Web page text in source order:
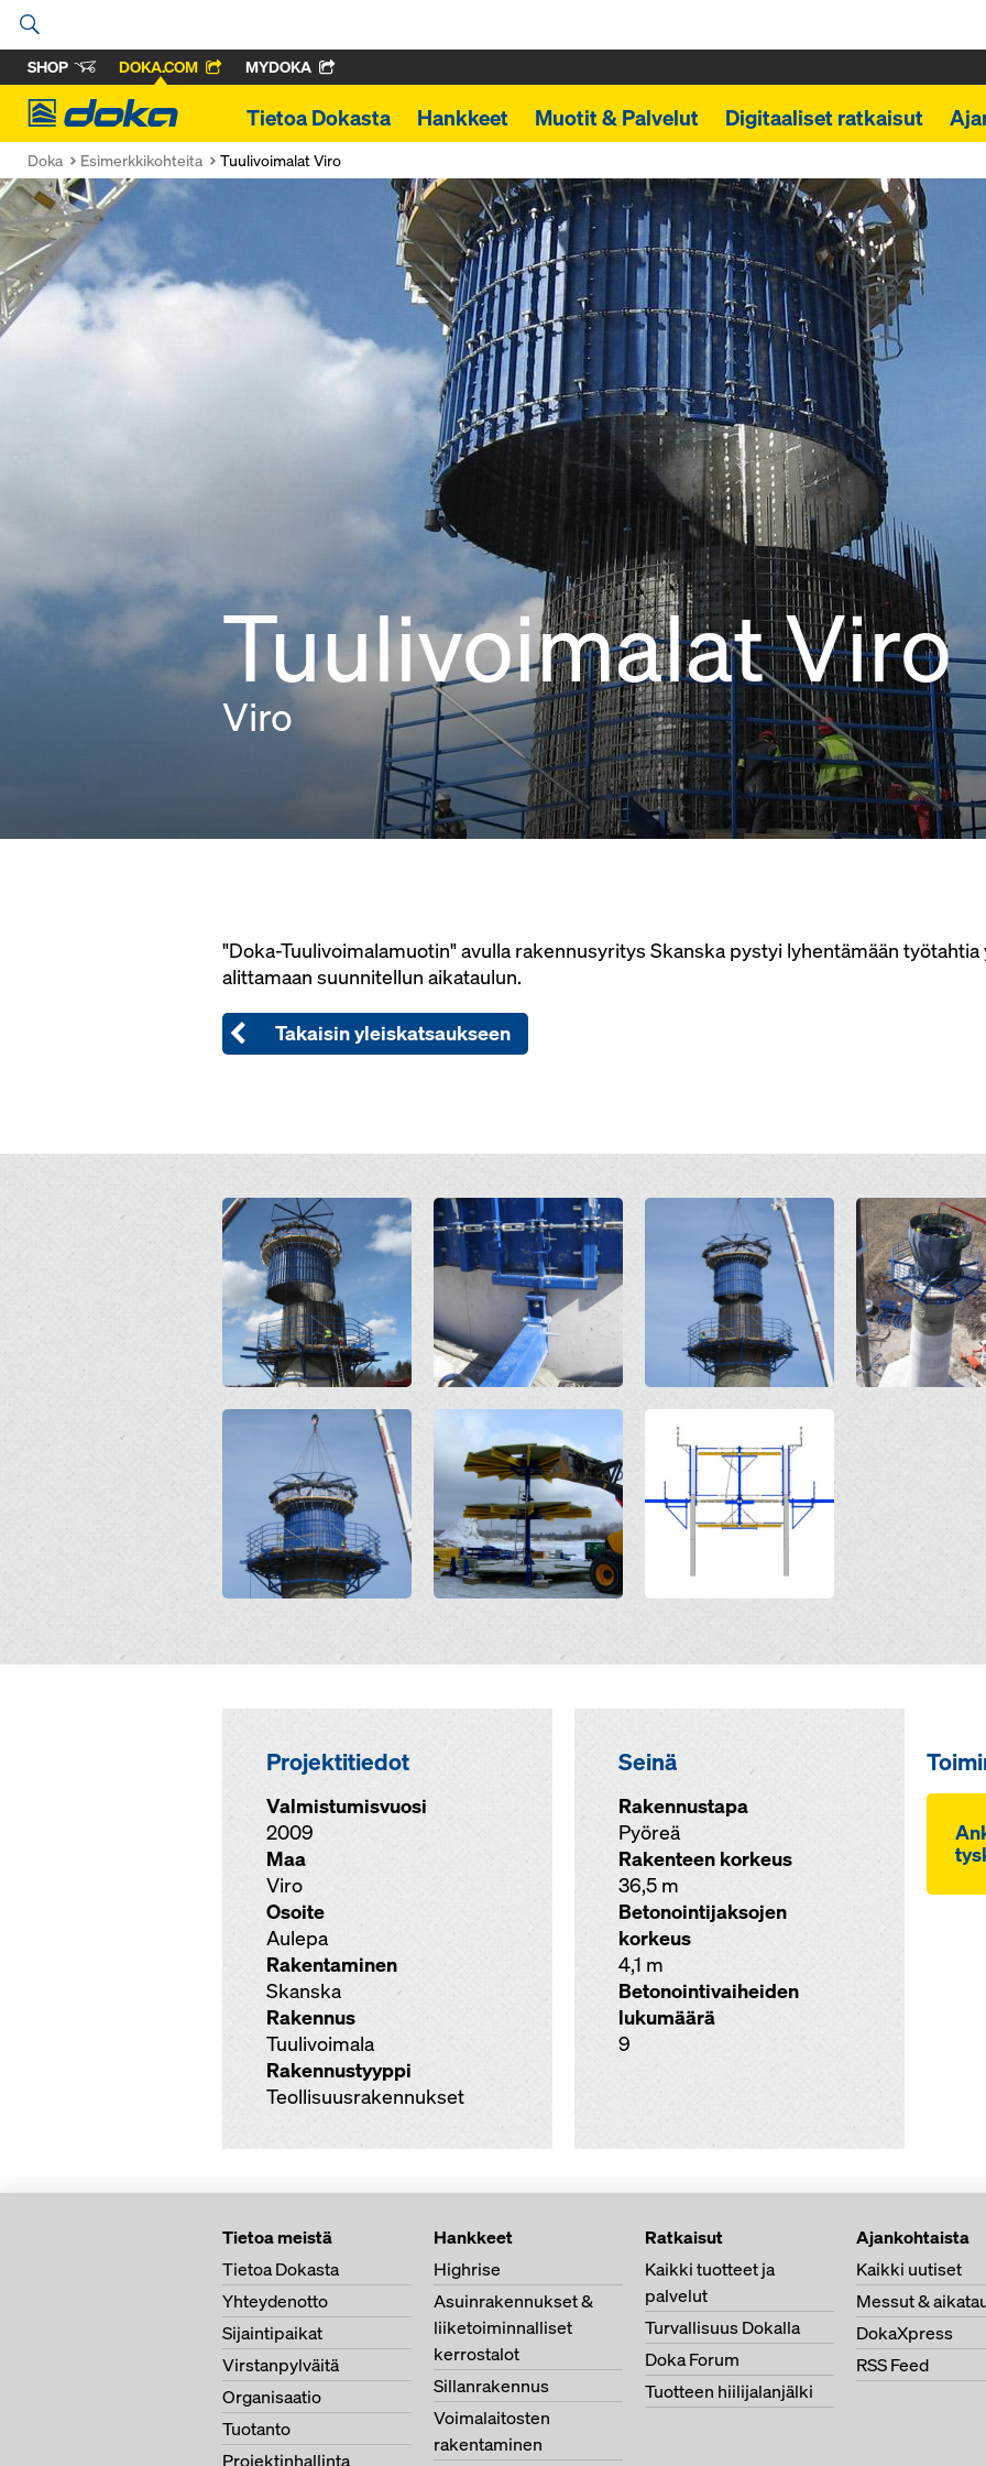
SHOP DOKA.COM MYDOKA
Doka
Tietoa Dokasta Hankkeet Muotit & Palvelut Digitaaliset ratkaisut
Doka Esimerkkikohteita Tuulivoimalat Viro
Tuulivoimalat Viro
Viro
"Doka-Tuulivoimalamuotin" avulla rakennusyritys Skanska pystyi lyhentämään työtahtia
alittamaan suunnitellun aikataulun.
Takaisin yleiskatsaukseen
Open Open Open Open
Open Open
Projektitiedot
Valmistumisvuosi
2009
Maa
Viro
Osoite
Aulepa
Rakentaminen
Skanska
Rakennus
Tuulivoimala
Rakennustyyppi
Teollisuusrakennukset
Seinä
Rakennustapa
Pyöreä
Rakenteen korkeus
36,5 m
Betonointijaksojen
korkeus
4,1 m
Betonointivaiheiden
lukumäärä
9
Tietoa meistä
Tietoa Dokasta
Yhteydenotto
Sijaintipaikat
Virstanpylväitä
Organisaatio
Tuotanto
Projektinhallinta
Hankkeet
Highrise
Asuinrakennukset &
liiketoiminnalliset
kerrostalot
Sillanrakennus
Voimalaitosten
rakentaminen
Ratkaisut
Kaikki tuotteet ja
palvelut
Turvallisuus Dokalla
Doka Forum
Tuotteen hiilijalanjälki
Ajankohtaista
Kaikki uutiset
Messut &
DokaXpress
RSS Feed